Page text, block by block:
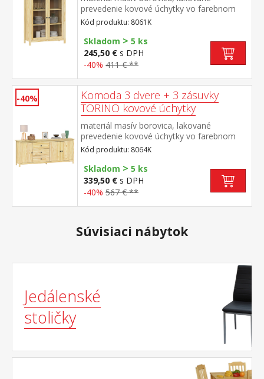
prevedenie kovové úchytky vo farebnom
prevedení černená mosadz 2 presklené
dvere, 2 police maximálne nosnosti
uvedené v návode na montáž
Kód produktu: 8061K
Skladom > 5 ks
245,50 € s DPH
-40% 411 € **
-40%
Komoda 3 dvere + 3 zásuvky
TORINO kovové úchytky
materiál masív borovica, lakované
prevedenie kovové úchytky vo farebnom
prevedení černená mosadz 3 zásuvky s
kovovými pojazdmi, 3 plné dvere, 2 police
maximálne nosnosti uvedené v návode na
montáž
Kód produktu: 8064K
Skladom > 5 ks
339,50 € s DPH
-40% 567 € **
Súvisiaci nábytok
Jedálenské
stoličky